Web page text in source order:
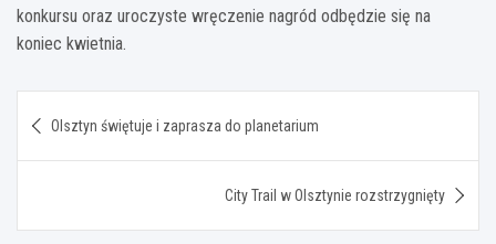
konkursu oraz uroczyste wręczenie nagród odbędzie się na
koniec kwietnia.
wpisu
Olsztyn świętuje i zaprasza do planetarium
City Trail w Olsztynie rozstrzygnięty